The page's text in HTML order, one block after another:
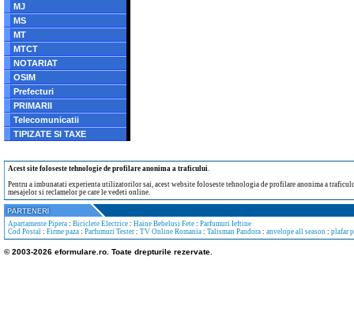
MJ
MS
MT
MTCT
NOTARIAT
OSIM
Prefecturi
PRIMARII
Telecomunicatii
TIPIZATE SI TAXE
Acest site foloseste tehnologie de profilare anonima a traficului.
Pentru a imbunatati experienta utilizatorilor sai, acest website foloseste tehnologia de profilare anonima a
mesajelor si reclamelor pe care le vedeti online.
Apartamente Pipera : Biciclete Electrice : Haine Bebelusi Fete : Parfumuri Ieftine
Cod Postal : Firme paza : Parfumuri Tester : TV Online Romania : Talisman Pandora : anvelope all season : plafar
© 2003-2026 eformulare.ro. Toate drepturile rezervate.